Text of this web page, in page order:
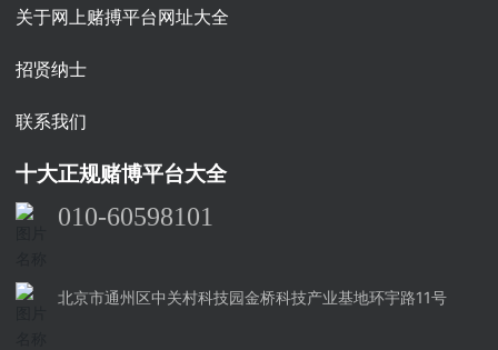
关于网上赌搏平台网址大全
招贤纳士
联系我们
十大正规赌博平台大全
010-60598101
北京市通州区中关村科技园金桥科技产业基地环宇路11号